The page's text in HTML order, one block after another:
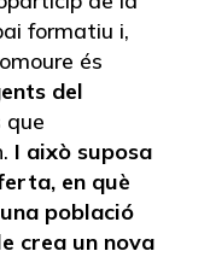
formatiu i,
és
del
que
I això suposa
en què
població
crea un nova